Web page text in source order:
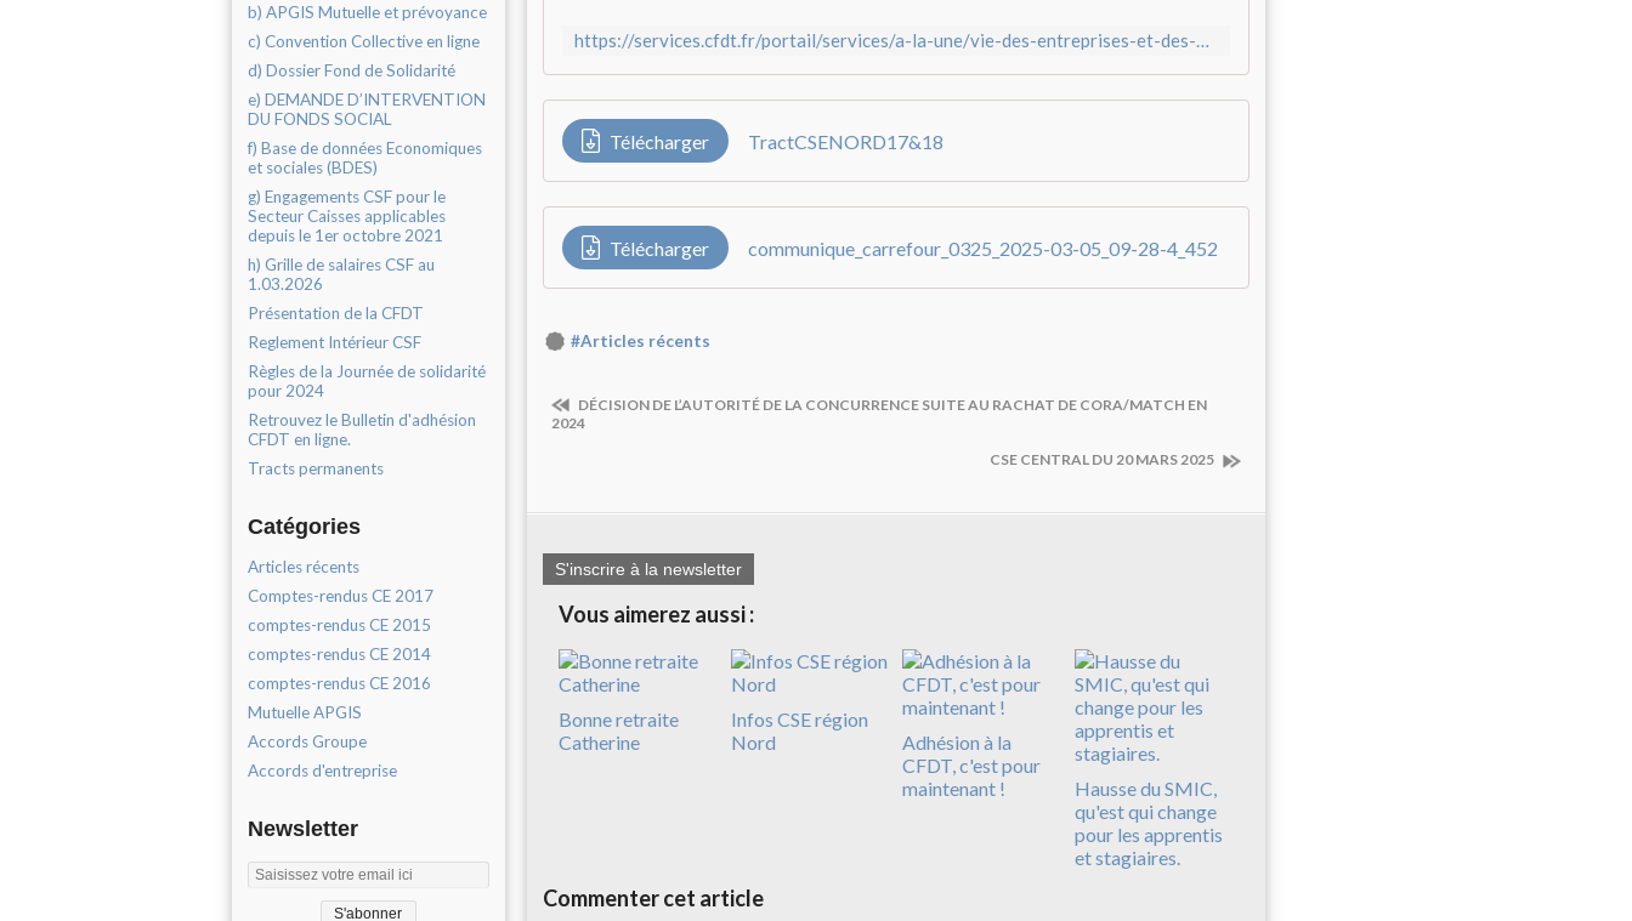
b) APGIS Mutuelle et prévoyance
c) Convention Collective en ligne
d) Dossier Fond de Solidarité
e) DEMANDE D’INTERVENTION
DU FONDS SOCIAL
f) Base de données Economiques
et sociales (BDES)
g) Engagements CSF pour le
Secteur Caisses applicables
depuis le 1er octobre 2021
h) Grille de salaires CSF au
1.03.2026
Présentation de la CFDT
Reglement Intérieur CSF
Règles de la Journée de solidarité
pour 2024
Retrouvez le Bulletin d'adhésion
CFDT en ligne.
Tracts permanents
Catégories
Articles récents
Comptes-rendus CE 2017
comptes-rendus CE 2015
comptes-rendus CE 2014
comptes-rendus CE 2016
Mutuelle APGIS
Accords Groupe
Accords d'entreprise
Newsletter
https://services.cfdt.fr/portail/services/a-la-une/vie-des-entreprises-et-des-branches/mobilisation-de-la-cfdt-devant-le-tribunal-judiciaire-d-evry-contre-la-cession-d-hypermarches-et-de-supermarches-carrefour-srv2_1499038
Télécharger TractCSENORD17&18
Télécharger communique_carrefour_0325_2025-03-05_09-28-4_452
#Articles récents
DÉCISION DE L’AUTORITÉ DE LA CONCURRENCE SUITE AU RACHAT DE CORA/MATCH EN
2024
CSE CENTRAL DU 20 MARS 2025
S'inscrire à la newsletter
Vous aimerez aussi :
Bonne retraite
Catherine
Infos CSE région
Nord
Adhésion à la
CFDT, c'est pour
maintenant !
Hausse du SMIC,
qu'est qui change
pour les apprentis
et stagiaires.
Commenter cet article